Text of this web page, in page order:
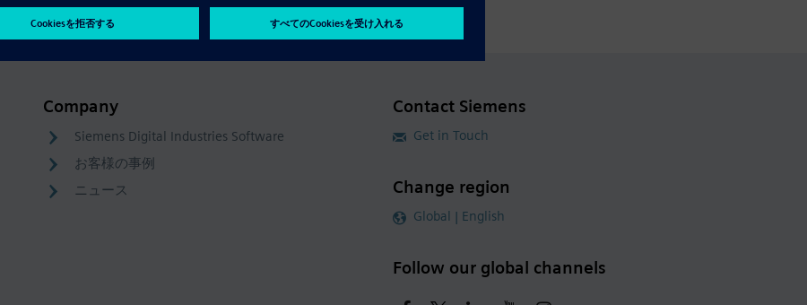
Company
Siemens Digital Industries Software
お客様の事例
ニュース
Contact Siemens
Get in Touch
Change region
Global | English
Follow our global channels